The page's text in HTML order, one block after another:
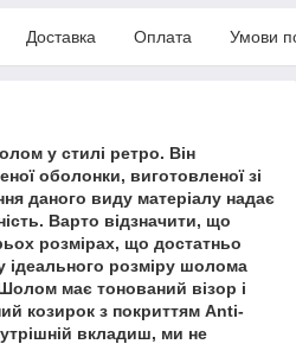
Доставка Оплата Умови
у стилі ретро. Він
оболонки, виготовленої зі
даного виду матеріалу надає
Варто відзначити, що
розмірах, що достатньо
ідеального розміру шолома
має тонований візор і
козирок з покриттям Anti-
вкладиш, ми не